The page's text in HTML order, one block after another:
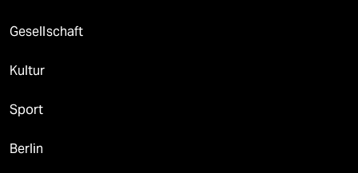
Gesellschaft
Kultur
Sport
Berlin